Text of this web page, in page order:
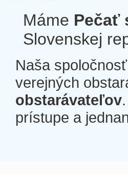
Máme Pečať
Slovenskej
Naša
verejných
obstarávateľov
prístupe a